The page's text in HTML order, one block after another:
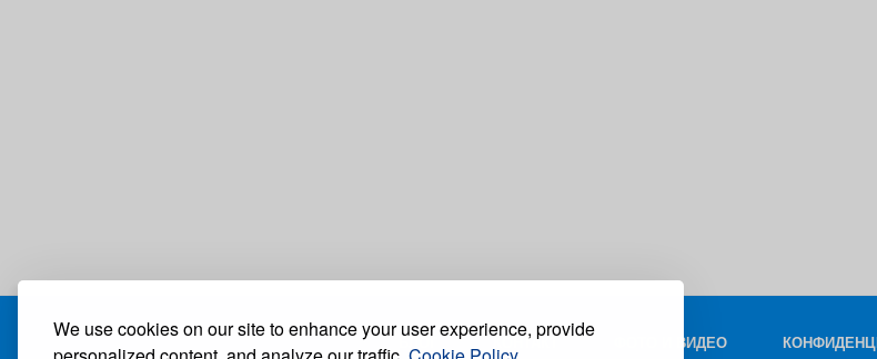
We use cookies on our site to enhance your user experience, provide
КОНТАКТ ФОТО И ВИДЕО